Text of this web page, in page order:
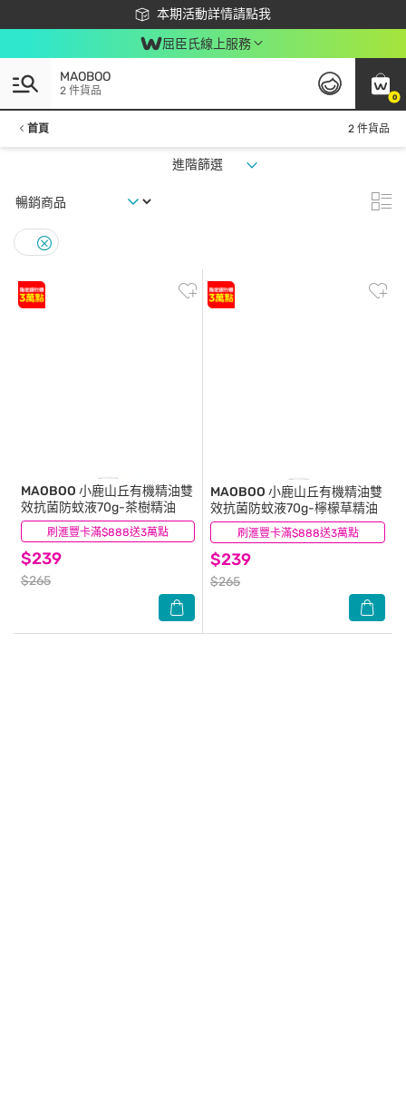
本期活動詳情請點我
下載app最高回饋$350
屈臣氏線上服務
0
MAOBOO
2 件貨品
首頁 2 件貨品
進階篩選
刷滙豐卡滿$888送3萬點
MAOBOO 小鹿山丘有機精油雙
效抗菌防蚊液70g-茶樹精油
$239
$265
(0) 刷滙豐卡滿$888送3萬點
MAOBOO 小鹿山丘有機精油雙
效抗菌防蚊液70g-檸檬草精油
$239
$265
(0)